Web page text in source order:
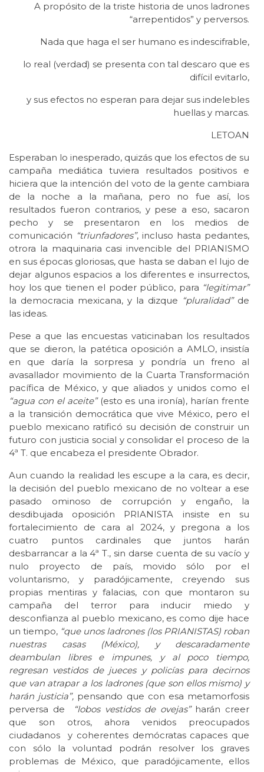
A propósito de la triste historia de unos ladrones
“arrepentidos” y perversos.
Nada que haga el ser humano es indescifrable,
lo real (verdad) se presenta con tal descaro que es
difícil evitarlo,
y sus efectos no esperan para dejar sus indelebles
huellas y marcas.
LETOAN
Esperaban lo inesperado, quizás que los efectos de su
campaña mediática tuviera resultados positivos e
hiciera que la intención del voto de la gente cambiara
de la noche a la mañana, pero no fue así, los
resultados fueron contrarios, y pese a eso, sacaron
pecho y se presentaron en los medios de
comunicación “triunfadores”, incluso hasta pedantes,
otrora la maquinaria casi invencible del PRIANISMO
en sus épocas gloriosas, que hasta se daban el lujo de
dejar algunos espacios a los diferentes e insurrectos,
hoy los que tienen el poder público, para “legitimar”
la democracia mexicana, y la dizque “pluralidad”de
las ideas.
Pese a que las encuestas vaticinaban los resultados
que se dieron, la patética oposición a AMLO, insistía
en que daría la sorpresa y pondría un freno al
avasallador movimiento de la Cuarta Transformación
pacífica de México, y que aliados y unidos como el
“agua con el aceite” (esto es una ironía), harían frente
a la transición democrática que vive México, pero el
pueblo mexicano ratificó su decisión de construir un
futuro con justicia social y consolidar el proceso de la
4ª T. que encabeza el presidente Obrador.
Aun cuando la realidad les escupe a la cara, es decir,
la decisión del pueblo mexicano de no voltear a ese
pasado ominoso de corrupción y engaño, la
desdibujada oposición PRIANISTA insiste en su
fortalecimiento de cara al 2024, y pregona a los
cuatro puntos cardinales que juntos harán
desbarrancar a la 4ª T., sin darse cuenta de su vacío y
nulo proyecto de país, movido sólo por el
voluntarismo, y paradójicamente, creyendo sus
propias mentiras y falacias, con que montaron su
campaña del terror para inducir miedo y
desconfianza al pueblo mexicano, es como dije hace
un tiempo, “que unos ladrones (los PRIANISTAS) roban
nuestras casas (México), y descaradamente
deambulan libres e impunes, y al poco tiempo,
regresan vestidos de jueces y policías para decirnos
que van atrapar a los ladrones (que son ellos mismo) y
harán justicia”, pensando que con esa metamorfosis
perversa de
“lobos vestidos de ovejas”harán creer
que son otros, ahora venidos preocupados
ciudadanos y coherentes demócratas capaces que
con sólo la voluntad podrán resolver los graves
problemas de México, que paradójicamente, ellos